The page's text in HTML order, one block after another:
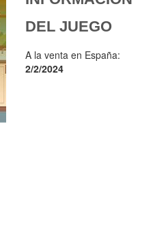
DEL JUEGO
A la venta en España:
2/2/2024